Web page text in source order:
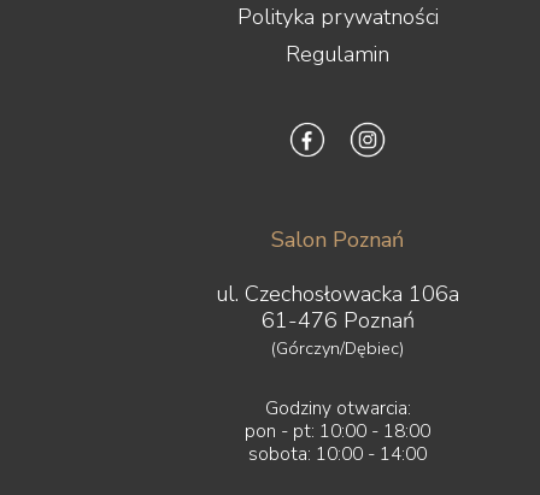
Polityka prywatności
Regulamin
Salon Poznań
ul. Czechosłowacka 106a
61-476 Poznań
(Górczyn/Dębiec)
Godziny otwarcia:
pon - pt: 10:00 - 18:00
sobota: 10:00 - 14:00